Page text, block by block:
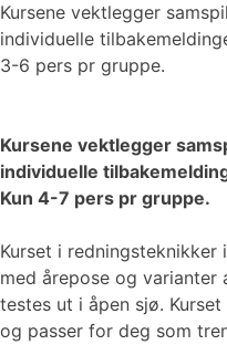
Kursene vektlegger
individuelle
3-6 pers pr gruppe.
Kursene vektlegger
individuelle
Kun 4-7 pers pr gruppe.
Kurset i redningsteknikker
med årepose og varianter
testes ut i åpen sjø.
og passer for deg som